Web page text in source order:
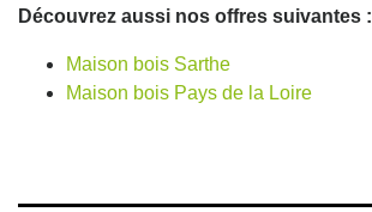
Découvrez aussi nos offres suivantes :
Maison bois Sarthe
Maison bois Pays de la Loire